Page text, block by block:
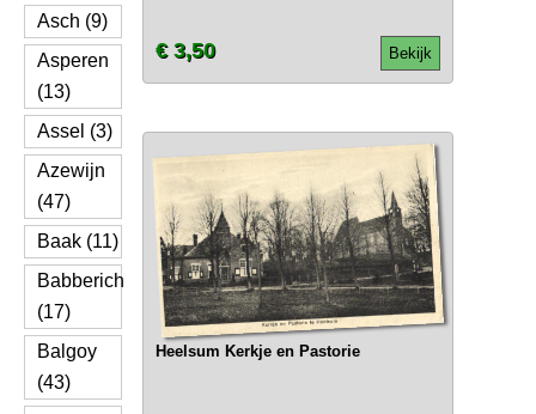
Asch (9)
Asperen
(13)
Assel (3)
Azewijn
(47)
Baak (11)
Babberich
(17)
Balgoy
(43)
Bekijk
€ 3,50
Heelsum Kerkje en Pastorie